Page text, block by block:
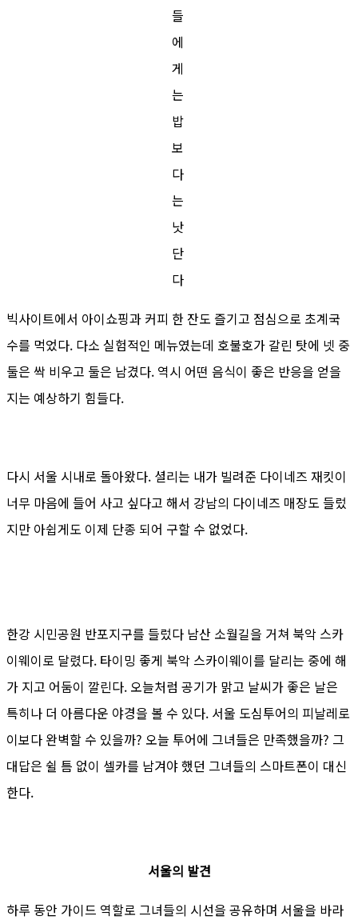
들
에
게
는
밥
보
다
는
낫
단
다
빅사이트에서 아이쇼핑과 커피 한 잔도 즐기고 점심으로 초계국
수를 먹었다. 다소 실험적인 메뉴였는데 호불호가 갈린 탓에 넷 중
둘은 싹 비우고 둘은 남겼다. 역시 어떤 음식이 좋은 반응을 얻을
지는 예상하기 힘들다.
다시 서울 시내로 돌아왔다. 셜리는 내가 빌려준 다이네즈 재킷이
너무 마음에 들어 사고 싶다고 해서 강남의 다이네즈 매장도 들렀
지만 아쉽게도 이제 단종 되어 구할 수 없었다.
한강 시민공원 반포지구를 들렀다 남산 소월길을 거쳐 북악 스카
이웨이로 달렸다. 타이밍 좋게 북악 스카이웨이를 달리는 중에 해
가 지고 어둠이 깔린다. 오늘처럼 공기가 맑고 날씨가 좋은 날은
특히나 더 아름다운 야경을 볼 수 있다. 서울 도심투어의 피날레로
이보다 완벽할 수 있을까? 오늘 투어에 그녀들은 만족했을까? 그
대답은 쉴 틈 없이 셀카를 남겨야 했던 그녀들의 스마트폰이 대신
한다.
서울의 발견
하루 동안 가이드 역할로 그녀들의 시선을 공유하며 서울을 바라